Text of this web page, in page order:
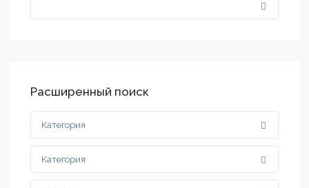
Расширенный поиск
Категория
Категория